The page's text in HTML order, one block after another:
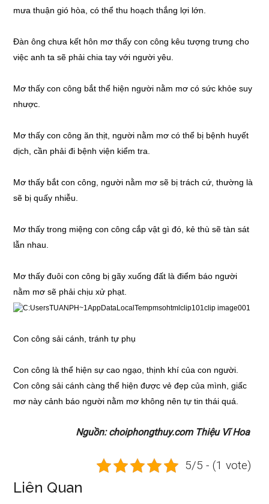
mưa thuận gió hòa, có thể thu hoạch thắng lợi lớn.
Đàn ông chưa kết hôn mơ thấy con công kêu tượng trưng cho
việc anh ta sẽ phải chia tay với người yêu.
Mơ thấy con công bắt thể hiện người nằm mơ có sức khỏe suy
nhược.
Mơ thấy con công ăn thịt, người nằm mơ có thể bị bệnh huyết
dịch, cần phải đi bệnh viện kiểm tra.
Mơ thấy bắt con công, người nằm mơ sẽ bị trách cứ, thường là
sẽ bị quấy nhiễu.
Mơ thấy trong miệng con công cắp vật gì đó, kẻ thù sẽ tàn sát
lẫn nhau.
Mơ thấy đuôi con công bị gãy xuống đất là điểm báo người
nằm mơ sẽ phải chịu xử phạt.
Con công sải cánh, tránh tự phụ
Con công là thể hiện sự cao ngạo, thịnh khí của con người.
Con công sải cánh càng thể hiện được vẻ đẹp của mình, giấc
mơ này cảnh báo người nằm mơ không nên tự tin thái quá.
Nguồn: choiphongthuy.com Thiệu Vĩ Hoa
5/5 - (1 vote)
Liên Quan